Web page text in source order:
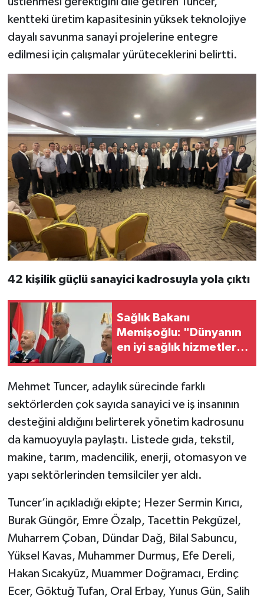
kentteki üretim kapasitesinin yüksek teknolojiye
dayalı savunma sanayi projelerine entegre
edilmesi için çalışmalar yürüteceklerini belirtti.
42 kişilik güçlü sanayici kadrosuyla yola çıktı
Sağlık Bakanı
Memişoğlu: "Dünyanın
en iyi sağlık hizmetleri
Mehmet Tuncer, adaylık sürecinde farklı
sektörlerden çok sayıda sanayici ve iş insanının
desteğini aldığını belirterek yönetim kadrosunu
da kamuoyuyla paylaştı. Listede gıda, tekstil,
makine, tarım, madencilik, enerji, otomasyon ve
yapı sektörlerinden temsilciler yer aldı.
Tuncer’in açıkladığı ekipte; Hezer Sermin Kırıcı,
Burak Güngör, Emre Özalp, Tacettin Pekgüzel,
Muharrem Çoban, Dündar Dağ, Bilal Sabuncu,
Yüksel Kavas, Muhammer Durmuş, Efe Dereli,
Hakan Sıcakyüz, Muammer Doğramacı, Erdinç
Ecer, Göktuğ Tufan, Oral Erbay, Yunus Gün, Salih